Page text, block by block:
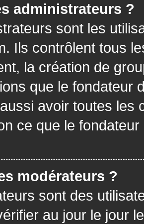
administrateurs ?
sont les
Ils contrôlent tous
la création de
que le fondateur
avoir toutes les
ce que le
modérateurs ?
sont des
au jour le jour